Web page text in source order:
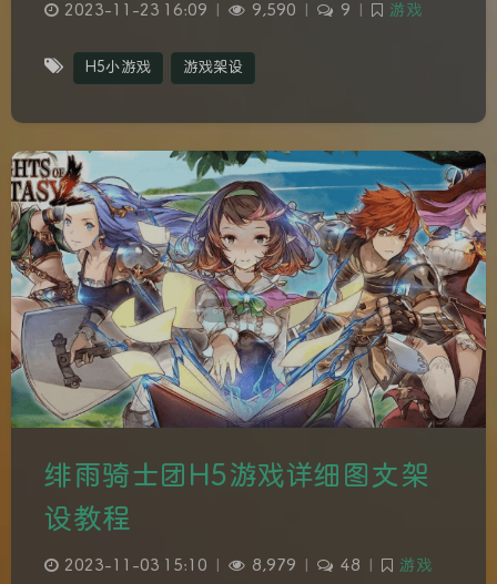
2023-11-23 16:09 9,590 9 游戏
H5小游戏 游戏架设
绯雨骑士团H5游戏详细图文架
设教程
2023-11-03 15:10 8,979 48 游戏